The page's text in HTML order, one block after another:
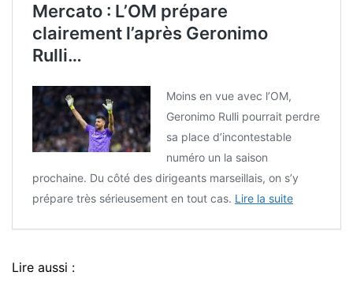
Mercato : L’OM prépare
clairement l’après Geronimo
Rulli…
Moins en vue avec l’OM,
Geronimo Rulli pourrait perdre
sa place d’incontestable
numéro un la saison
prochaine. Du côté des dirigeants marseillais, on s’y
prépare très sérieusement en tout cas. Lire la suite
Lire aussi :